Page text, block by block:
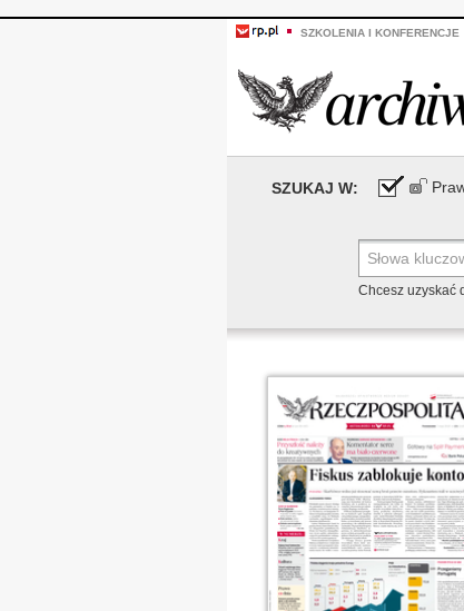
SZKOLENIA I KONFERENCJE
SZUKAJ W:
Chcesz uzyskać